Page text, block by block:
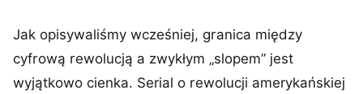
Jak opisywaliśmy wcześniej, granica między
cyfrową rewolucją a zwykłym „slopem” jest
wyjątkowo cienka. Serial o rewolucji amerykańskiej